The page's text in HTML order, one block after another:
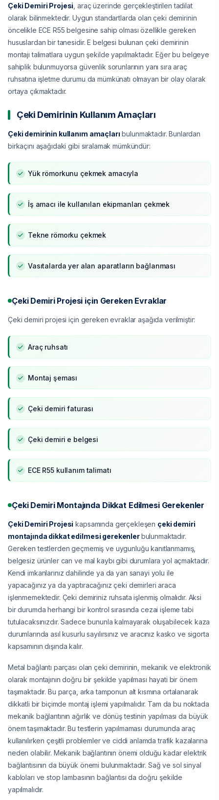
Çeki Demiri Projesi , araç üzerinde gerçekleştirilen tadilat
olarak bilinmektedir. Uygun standartlarda olan çeki demirinin
öncelikle ECE R55 belgesine sahip olması özellikle gereken
hususlardan bir tanesidir. E belgesi bulunan çeki demirinin
montajı talimatlara uygun şekilde yapılmaktadır. Eğer bu belgeye
sahiplik bulunmuyorsa güvenlik sorunlarının yanı sıra araç
ruhsatına işletme durumu da mümkünatı olmayan bir olay olarak
ortaya çıkmaktadır.
Çeki Demirinin Kullanım Amaçları
Çeki demirinin kullanım amaçları bulunmaktadır. Bunlardan
birkaçını aşağıdaki gibi sıralamak mümkündür:
Yük römorkunu çekmek amacıyla
İş amacı ile kullanılan ekipmanları çekmek
Tekne römorku çekmek
Vasıtalarda yer alan aparatların bağlanması
Çeki Demiri Projesi için Gereken Evraklar
Çeki demiri projesi için gereken evraklar aşağıda verilmiştir:
Araç ruhsatı
Montaj şeması
Çeki demiri faturası
Çeki demiri e belgesi
ECE R55 kullanım talimatı
Çeki Demiri Montajında Dikkat Edilmesi Gerekenler
Çeki Demiri Projesi kapsamında gerçekleşen çeki demiri
montajında dikkat edilmesi gerekenlerbulunmaktadır.
Gereken testlerden geçmemiş ve uygunluğu kanıtlanmamış,
belgesiz ürünler can ve mal kaybı gibi durumlara yol açmaktadır.
Kendi imkanlarınız dahilinde ya da yan sanayi yolu ile
yapacağınız ya da yaptıracağınız çeki demirleri araca
işlenmemektedir. Çeki demiriniz ruhsata işlenmiş olmalıdır. Aksi
bir durumda herhangi bir kontrol sırasında cezai işleme tabi
tutulacaksınızdır. Sadece bununla kalmayarak oluşabilecek kaza
durumlarında asıl kusurlu sayılırsınız ve aracınız kasko ve sigorta
kapsamının dışında kalır.
Metal bağlantı parçası olan çeki demirinin, mekanik ve elektronik
olarak montajının doğru bir şekilde yapılması hayati bir önem
taşımaktadır. Bu parça, arka tamponun alt kısmına ortalanarak
dikkatli bir biçimde montaj işlemi yapılmalıdır. Tam da bu noktada
mekanik bağlantının ağırlık ve dönüş testinin yapılması da büyük
önem taşımaktadır. Bu testlerin yapılmaması durumunda araç
kullanılırken çeşitli problemler ve ciddi anlamda trafik kazalarına
neden olabilir. Mekanik bağlantının önemi olduğu kadar elektrik
bağlantısının da büyük önemi bulunmaktadır. Sağ ve sol sinyal
kabloları ve stop lambasının bağlantısı da doğru şekilde
yapılmalıdır.